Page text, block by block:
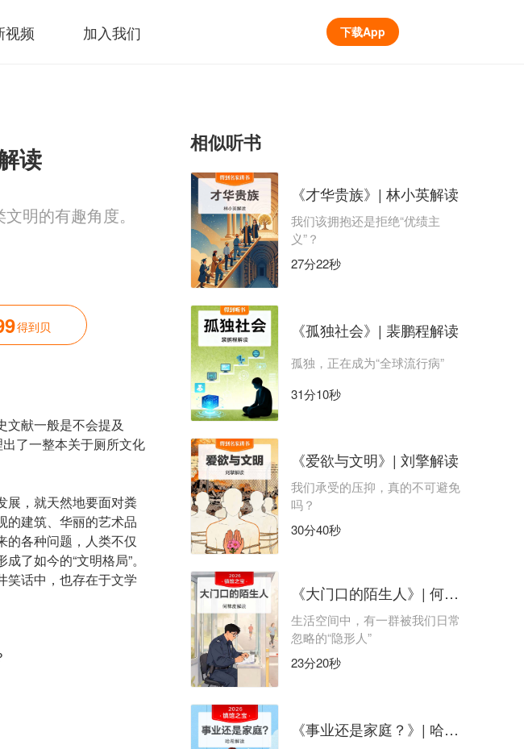
视频 加入我们 下载App
读
明的有趣角度。
得到贝
文献一般是不会提及
了一整本关于厕所文化
展，就天然地要面对粪
的建筑、华丽的艺术品
的各种问题，人类不仅
了如今的“文明格局”。
笑话中，也存在于文学
相似听书
《才华贵族》| 林小英解读
我们该拥抱还是拒绝“优绩主
义”？
27分22秒
《孤独社会》| 裴鹏程解读
孤独，正在成为“全球流行病”
31分10秒
《爱欲与文明》| 刘擎解读
我们承受的压抑，真的不可避免
吗？
30分40秒
《大门口的陌生人》| 何袜皮解读
生活空间中，有一群被我们日常
忽略的“隐形人”
23分20秒
《事业还是家庭？》| 哈希解读